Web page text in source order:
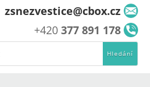
zsnezvestice@cbox.cz
+420 377 891 178